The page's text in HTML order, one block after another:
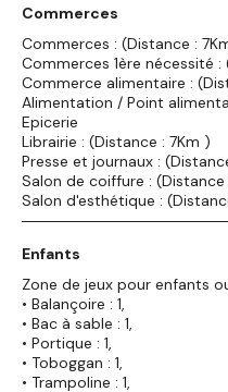
Commerces
Commerces : (Distance :
Commerces 1ère nécessité :
Commerce alimentaire :
Alimentation / Point
Epicerie
Librairie : (Distance : 7Km )
Presse et journaux :
Salon de coiffure : (Distance
Salon d'esthétique :
Enfants
Zone de jeux pour enfants
• Balançoire : 1,
• Bac à sable : 1,
• Portique : 1,
• Toboggan : 1,
• Trampoline : 1,